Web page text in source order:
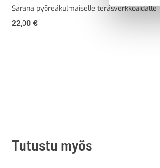
Sarana pyöreäkulmaiselle teräsverkkoaidalle
22,00 €
Tutustu myös